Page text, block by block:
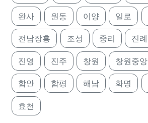
완사 원동 이양 일로
전남장흥 조성 중리 진례
진영 진주 창원 창원중앙
함안 함평 해남 화명
효천